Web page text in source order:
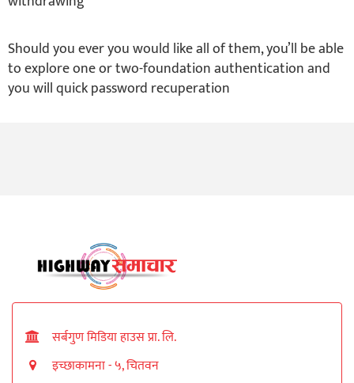
Should you ever you would like all of them, you’ll be able
to explore one or two-foundation authentication and
you will quick password recuperation
सर्बगुण मिडिया हाउस प्रा. लि.
इच्छाकामना - ५, चितवन